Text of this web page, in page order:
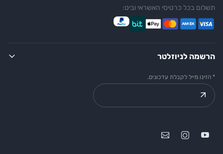
תשלום בכל כרטיסי האשראי וביט:
הרשמה לניוזלטר
* הזינו מייל לקבלת עדכונים.